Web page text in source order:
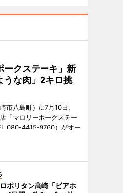
ークステーキ」新
な肉」2キロ挑
市八島町）に7月10日、
「マロリーポークステー
080-4415-9760）がオー
ポリタン高崎「ビアホ